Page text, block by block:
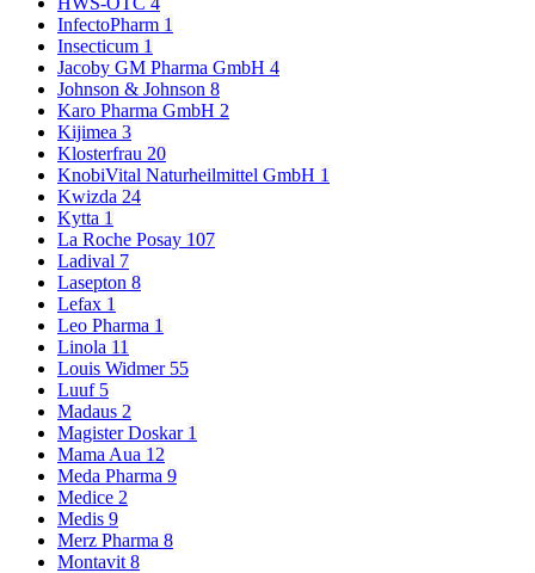
InfectoPharm 1
Insecticum 1
Jacoby GM Pharma GmbH 4
Johnson & Johnson 8
Karo Pharma GmbH 2
Kijimea 3
Klosterfrau 20
KnobiVital Naturheilmittel GmbH 1
Kwizda 24
Kytta 1
La Roche Posay 107
Ladival 7
Lasepton 8
Lefax 1
Leo Pharma 1
Linola 11
Louis Widmer 55
Luuf 5
Madaus 2
Magister Doskar 1
Mama Aua 12
Meda Pharma 9
Medice 2
Medis 9
Merz Pharma 8
Montavit8